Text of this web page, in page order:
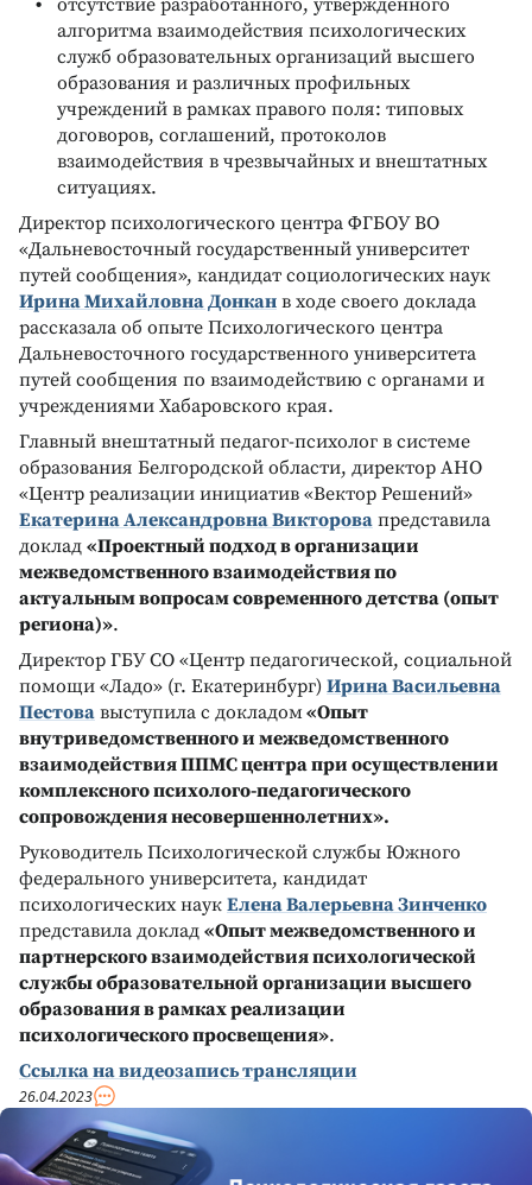
алгоритма взаимодействия психологических
служб образовательных организаций высшего
образования и различных профильных
учреждений в рамках правого поля: типовых
договоров, соглашений, протоколов
взаимодействия в чрезвычайных и внештатных
ситуациях.
Директор психологического центра ФГБОУ ВО
«Дальневосточный государственный университет
путей сообщения», кандидат социологических наук
Ирина Михайловна Донкан в ходе своего доклада
рассказала об опыте Психологического центра
Дальневосточного государственного университета
путей сообщения по взаимодействию с органами и
учреждениями Хабаровского края.
Главный внештатный педагог-психолог в системе
образования Белгородской области, директор АНО
«Центр реализации инициатив «Вектор Решений»
Екатерина Александровна Викторова представила
доклад «Проектный подход в организации
межведомственного взаимодействия по
актуальным вопросам современного детства (опыт
региона)».
Директор ГБУ СО «Центр педагогической, социальной
помощи «Ладо» (г. Екатеринбург) Ирина Васильевна
Пестова выступила с докладом«Опыт
внутриведомственного и межведомственного
взаимодействия ППМС центра при осуществлении
комплексного психолого-педагогического
сопровождения несовершеннолетних».
Руководитель Психологической службы Южного
федерального университета, кандидат
психологических наук Елена Валерьевна Зинченко
представила доклад «Опыт межведомственного и
партнерского взаимодействия психологической
службы образовательной организации высшего
образования в рамках реализации
психологического просвещения».
Ссылка на видеозапись трансляции
26.04.2023